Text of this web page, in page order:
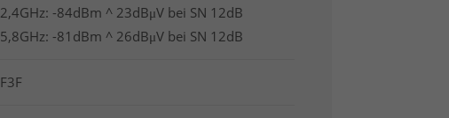
2,4GHz: -84dBm ^ 23dBμV bei SN 12dB
5,8GHz: -81dBm ^ 26dBμV bei SN 12dB
F3F